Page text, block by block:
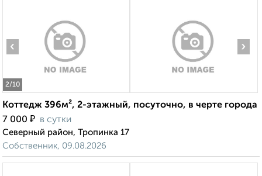
2/10
‹ ›
Коттедж 396м², 2-этажный, посуточно, в черте города
7 000 ₽ в сутки
Северный район, Тропинка 17
Собственник, 09.08.2026